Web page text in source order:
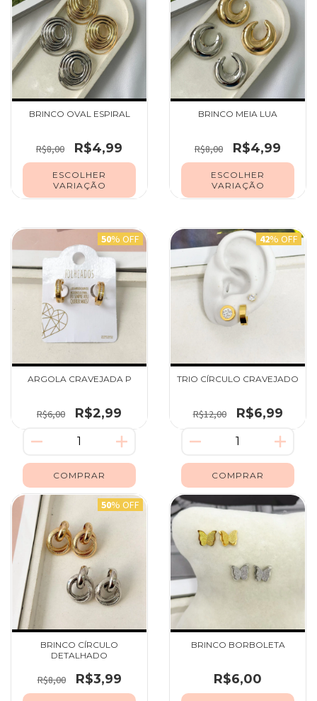
BRINCO OVAL ESPIRAL
R$8,00 R$4,99
ESCOLHER
VARIAÇÃO
BRINCO MEIA LUA
R$8,00 R$4,99
ESCOLHER
VARIAÇÃO
50% OFF
ARGOLA CRAVEJADA P
R$6,00 R$2,99
42% OFF
TRIO CÍRCULO CRAVEJADO
R$12,00 R$6,99
50% OFF
BRINCO CÍRCULO
DETALHADO
R$8,00 R$3,99
BRINCO BORBOLETA
R$6,00